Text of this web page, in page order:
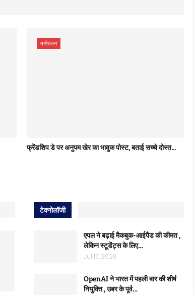
मनोरंजन
फ्रेंडशिप डे पर अनुपम खेर का भावुक पोस्ट, बताई सच्चे दोस्त…
टेक्नोलॉजी
एपल ने बढ़ाई मैकबुक-आईपैड की कीमत ,
लेकिन स्टूडेंट्स के लिए…
Jul 17, 2026
OpenAI ने भारत में पहली बार की शीर्ष
नियुक्ति , उबर के पूर्व…